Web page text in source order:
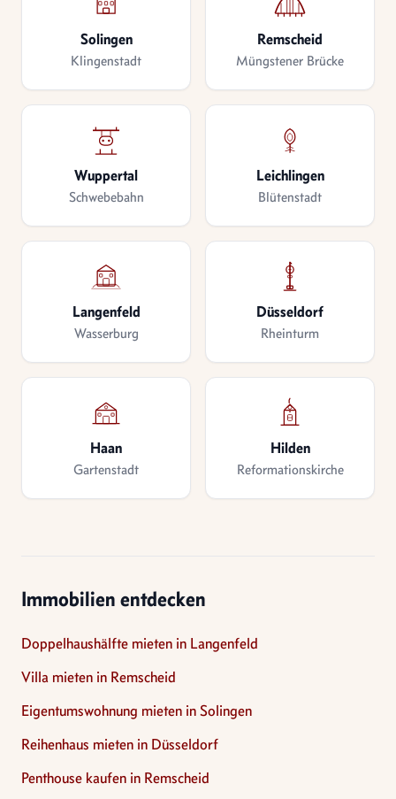
Solingen
Klingenstadt
Remscheid
Müngstener Brücke
Wuppertal
Schwebebahn
Leichlingen
Blütenstadt
Langenfeld
Wasserburg
Düsseldorf
Rheinturm
Haan
Gartenstadt
Hilden
Reformationskirche
Immobilien entdecken
Doppelhaushälfte mieten in Langenfeld
Villa mieten in Remscheid
Eigentumswohnung mieten in Solingen
Reihenhaus mieten in Düsseldorf
Penthouse kaufen in Remscheid